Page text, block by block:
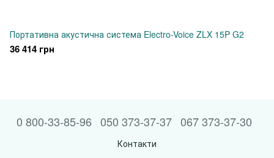
Портативна акустична система Electro-Voice ZLX 15P G2
36 414 грн
0 800-33-85-96 050 373-37-37 067 373-37-30
Контакти